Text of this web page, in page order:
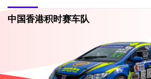
中国香港积时赛车队